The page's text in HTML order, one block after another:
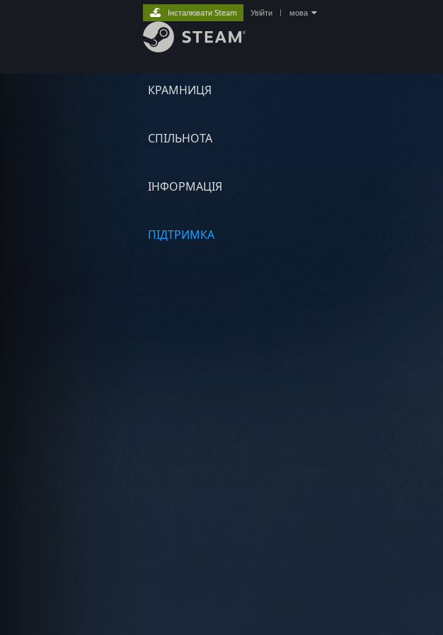
КРАМНИЦЯ
СПІЛЬНОТА
ІНФОРМАЦІЯ
ПІДТРИМКА
Інсталювати Steam Увійти мова